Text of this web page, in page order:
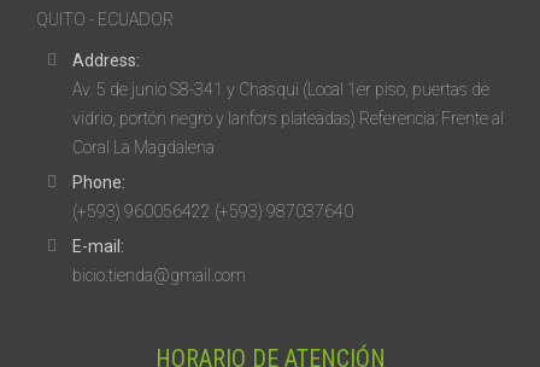
QUITO - ECUADOR
Address:
Av. 5 de junio S8-341 y Chasqui (Local 1er piso, puertas de
vidrio, portón negro y lanfors plateadas) Referencia: Frente al
Coral La Magdalena
Phone:
(+593) 960056422 (+593) 987037640
E-mail:
bicio.tienda@gmail.com
HORARIO DE ATENCIÓN